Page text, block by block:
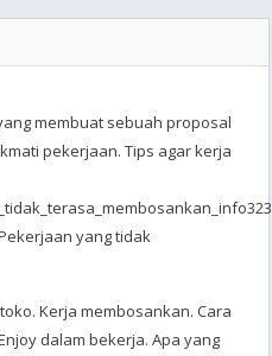
membuat sebuah proposal
pekerjaan. Tips agar kerja
yang tidak
Kerja membosankan. Cara
dalam bekerja. Apa yang